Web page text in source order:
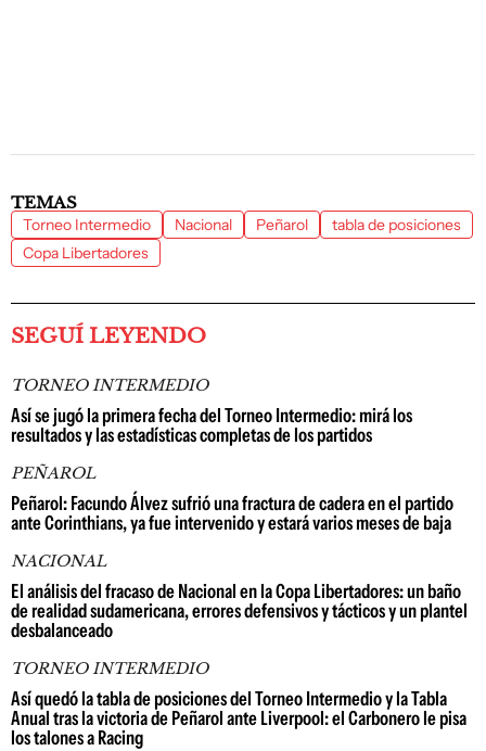
TEMAS
Torneo Intermedio Nacional Peñarol
tabla de posiciones
Copa Libertadores
SEGUÍ LEYENDO
TORNEO INTERMEDIO
Así se jugó la primera fecha del Torneo Intermedio: mirá los
resultados y las estadísticas completas de los partidos
PEÑAROL
Peñarol: Facundo Álvez sufrió una fractura de cadera en el partido
ante Corinthians, ya fue intervenido y estará varios meses de baja
NACIONAL
El análisis del fracaso de Nacional en la Copa Libertadores: un baño
de realidad sudamericana, errores defensivos y tácticos y un plantel
desbalanceado
TORNEO INTERMEDIO
Así quedó la tabla de posiciones del Torneo Intermedio y la Tabla
Anual tras la victoria de Peñarol ante Liverpool: el Carbonero le pisa
los talones a Racing